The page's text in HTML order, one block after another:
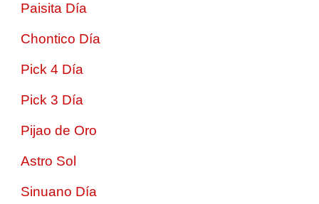
Paisita Día
Chontico Día
Pick 4 Día
Pick 3 Día
Pijao de Oro
Astro Sol
Sinuano Día